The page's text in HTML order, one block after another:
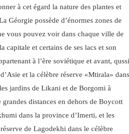
à cet égard la nature des plantes et
Géorgie possède d’énormes zones de
vous pouvez voir dans chaque ville de
capitale et certains de ses lacs et son
à l’ère soviétique et avant,
et la célèbre réserve «Mtirala»
jardins de Likani et de Borgomi à
distances en dehors de Boycott
dans la province d’Imerti, et les
de Lagodekhi dans le célèbre